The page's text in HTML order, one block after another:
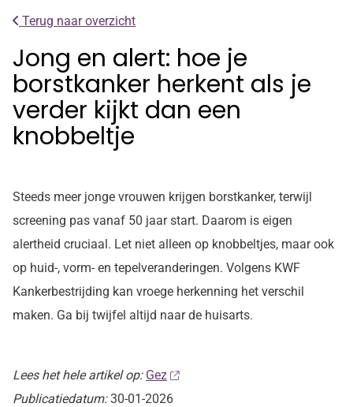
Terug naar overzicht
Jong en alert: hoe je
borstkanker herkent als je
verder kijkt dan een
knobbeltje
Steeds meer jonge vrouwen krijgen borstkanker, terwijl
screening pas vanaf 50 jaar start. Daarom is eigen
alertheid cruciaal. Let niet alleen op knobbeltjes, maar ook
op huid-, vorm- en tepelveranderingen. Volgens KWF
Kankerbestrijding kan vroege herkenning het verschil
maken. Ga bij twijfel altijd naar de huisarts.
Lees het hele artikel op: Gez
Publicatiedatum:30-01-2026